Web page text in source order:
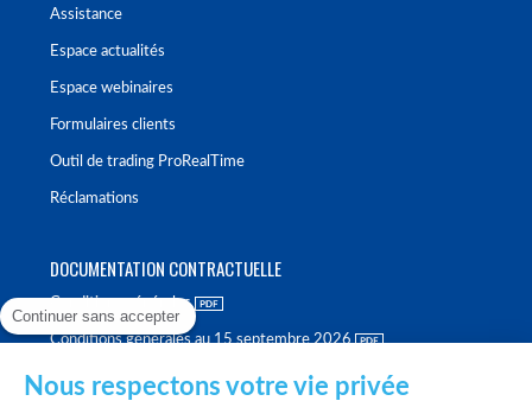
Assistance
Espace actualités
Espace webinaires
Formulaires clients
Outil de trading ProRealTime
Réclamations
DOCUMENTATION CONTRACTUELLE
Conditions générales
Conditions générales au 15 septembre 2026
Continuer sans accepter
Nous respectons votre vie privée